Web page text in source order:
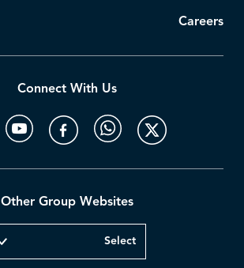
Careers
Connect With Us
Other Group Websites